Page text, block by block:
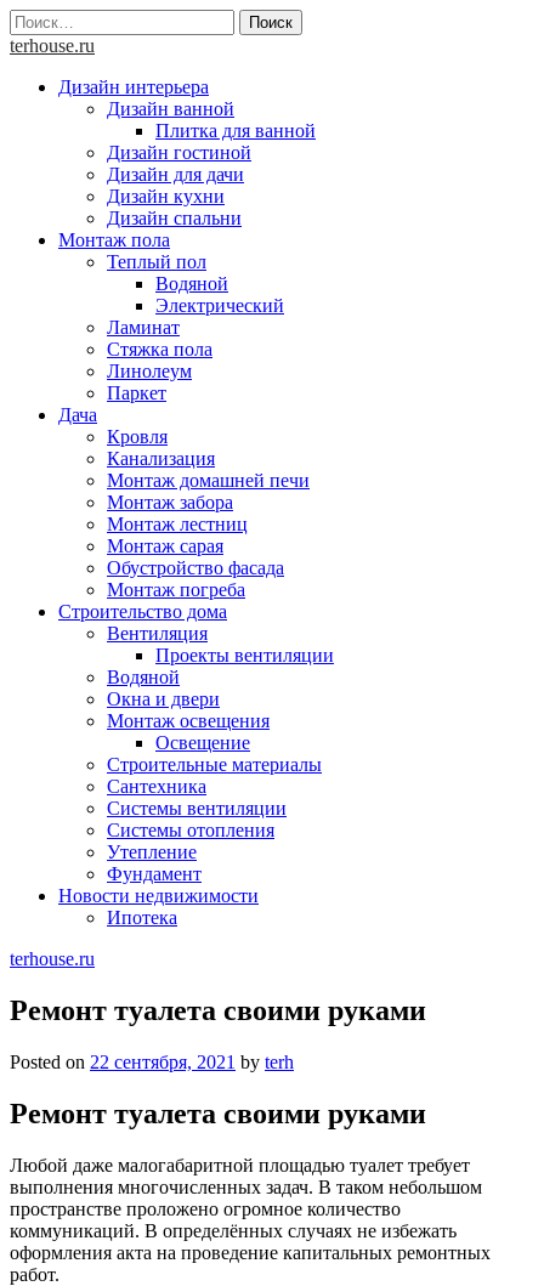
Skip
to
Найти:
terhouse.ru
Дизайн интерьера
Дизайн ванной
Плитка для ванной
Дизайн гостиной
Дизайн для дачи
Дизайн кухни
Дизайн спальни
Монтаж пола
Теплый пол
Водяной
Электрический
Ламинат
Стяжка пола
Линолеум
Паркет
Дача
Кровля
Канализация
Монтаж домашней печи
Монтаж забора
Монтаж лестниц
Монтаж сарая
Обустройство фасада
Монтаж погреба
Строительство дома
Вентиляция
Проекты вентиляции
Водяной
Окна и двери
Монтаж освещения
Освещение
Строительные материалы
Сантехника
Системы вентиляции
Системы отопления
Утепление
Фундамент
Новости недвижимости
Ипотека
terhouse.ru
Ремонт туалета своими руками
Posted on 22 сентября, 2021 by terh
Ремонт туалета своими руками
Любой даже малогабаритной площадью туалет требует
выполнения многочисленных задач. В таком небольшом
пространстве проложено огромное количество
коммуникаций. В определённых случаях не избежать
оформления акта на проведение капитальных ремонтных
работ.